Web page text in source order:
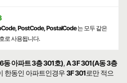
PostCode, PostalCode는 모두 같은
로 사용됩니다.
동 아파트 3층 301호),A 3F 301(A동 3층
한동인 아파트인경우3F 301로만 적으